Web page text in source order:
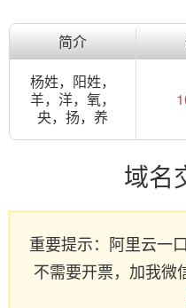
简介
杨姓，阳姓，
羊，洋，氧，
央，扬，养
域名
重要提示：阿里云一
不需要开票，加我微